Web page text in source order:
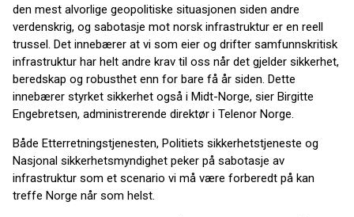
den mest alvorlige geopolitiske situasjonen siden andre
verdenskrig, og sabotasje mot norsk infrastruktur er en reell
trussel. Det innebærer at vi som eier og drifter samfunnskritisk
infrastruktur har helt andre krav til oss når det gjelder sikkerhet,
beredskap og robusthet enn for bare få år siden. Dette
innebærer styrket sikkerhet også i Midt-Norge, sier Birgitte
Engebretsen, administrerende direktør i Telenor Norge.
Både Etterretningstjenesten, Politiets sikkerhetstjeneste og
Nasjonal sikkerhetsmyndighet peker på sabotasje av
infrastruktur som et scenario vi må være forberedt på kan
treffe Norge når som helst.